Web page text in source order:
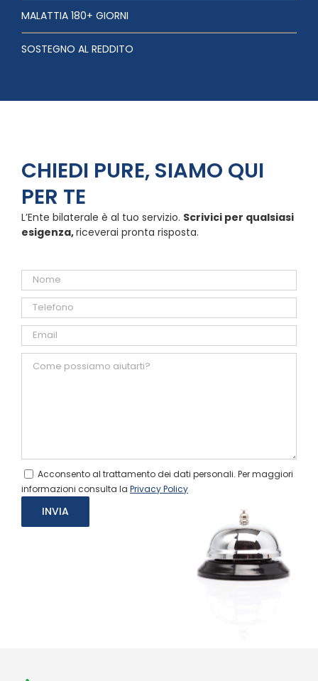
MALATTIA 180+ GIORNI
SOSTEGNO AL REDDITO
CHIEDI PURE, SIAMO QUI
PER TE
L’Ente bilaterale è al tuo servizio. Scrivici per qualsiasi
esigenza,riceverai pronta risposta.
Acconsento al trattamento dei dati personali. Per maggiori
informazioni consulta la Privacy Policy